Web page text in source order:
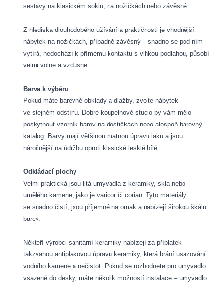
sestavy na klasickém soklu, na nožičkách nebo závěsné.
Z hlediska dlouhodobého užívání a praktičnosti je vhodnější
nábytek na nožičkách, případně závěsný – snadno se pod ním
vytírá, nedochází k přímému kontaktu s vlhkou podlahou, působí
velmi volně a vzdušně.
Barva k výběru
Pokud máte barevné obklady a dlažby, zvolte nábytek
ve stejném odstínu. Dobré koupelnové studio by vám mělo
poskytnout vzorník barev na destičkách nebo alespoň barevný
katalog. Barvy mají většinou matnou úpravu laku a jsou
náročnější na údržbu oproti klasické lesklé bílé.
Odkládací plochy
Velmi praktická jsou litá umyvadla z keramiky, skla nebo
umělého kamene, jako je varicor či corian. Tyto materiály
se snadno čistí, jsou příjemné na omak a nabízejí širokou škálu
barev.
Někteří výrobci sanitární keramiky nabízejí za příplatek
takzvanou antiplakovou úpravu keramiky, která brání usazování
vodního kamene a nečistot. Pokud se rozhodnete pro umyvadlo
vsazené do desky, máte několik možností instalace – umyvadlo